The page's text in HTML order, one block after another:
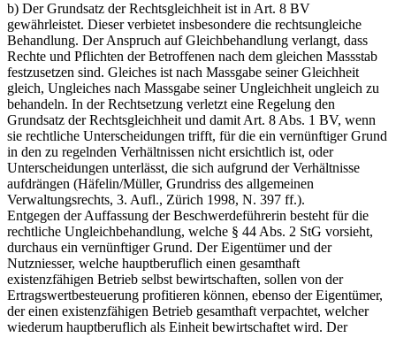
b) Der Grundsatz der Rechtsgleichheit ist in Art. 8 BV
gewährleistet. Dieser verbietet insbesondere die rechtsungleiche
Behandlung. Der Anspruch auf Gleichbehandlung verlangt, dass
Rechte und Pflichten der Betroffenen nach dem gleichen Massstab
festzusetzen sind. Gleiches ist nach Massgabe seiner Gleichheit
gleich, Ungleiches nach Massgabe seiner Ungleichheit ungleich zu
behandeln. In der Rechtsetzung verletzt eine Regelung den
Grundsatz der Rechtsgleichheit und damit Art. 8 Abs. 1 BV, wenn
sie rechtliche Unterscheidungen trifft, für die ein vernünftiger Grund
in den zu regelnden Verhältnissen nicht ersichtlich ist, oder
Unterscheidungen unterlässt, die sich aufgrund der Verhältnisse
aufdrängen (Häfelin/Müller, Grundriss des allgemeinen
Verwaltungsrechts, 3. Aufl., Zürich 1998, N. 397 ff.).
Entgegen der Auffassung der Beschwerdeführerin besteht für die
rechtliche Ungleichbehandlung, welche § 44 Abs. 2 StG vorsieht,
durchaus ein vernünftiger Grund. Der Eigentümer und der
Nutzniesser, welche hauptberuflich einen gesamthaft
existenzfähigen Betrieb selbst bewirtschaften, sollen von der
Ertragswertbesteuerung profitieren können, ebenso der Eigentümer,
der einen existenzfähigen Betrieb gesamthaft verpachtet, welcher
wiederum hauptberuflich als Einheit bewirtschaftet wird. Der